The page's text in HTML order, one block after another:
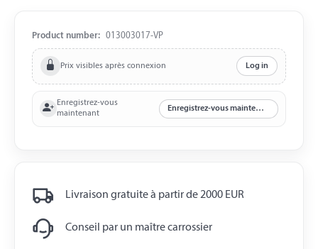
Product number: 013003017-VP
Prix visibles après connexion Log in
Enregistrez-vous
maintenant
Enregistrez-vous maintenant
Livraison gratuite à partir de 2000 EUR
Conseil par un maître carrossier